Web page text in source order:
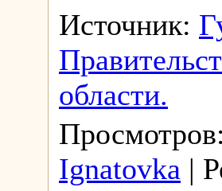
Источник:
области.
Ignatovka |